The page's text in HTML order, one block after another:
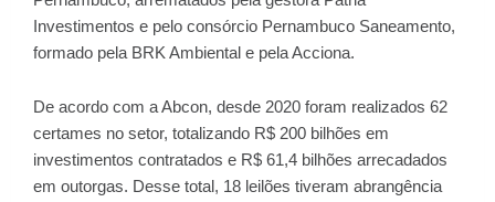
Investimentos e pelo consórcio Pernambuco Saneamento,
formado pela BRK Ambiental e pela Acciona.
De acordo com a Abcon, desde 2020 foram realizados 62
certames no setor, totalizando R$ 200 bilhões em
investimentos contratados e R$ 61,4 bilhões arrecadados
em outorgas. Desse total, 18 leilões tiveram abrangência